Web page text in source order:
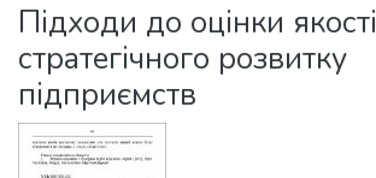
Statistics
Підходи до оцінки якості
стратегічного розвитку
підприємств